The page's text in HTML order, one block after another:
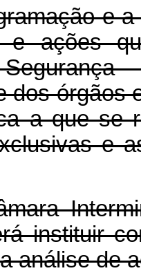
e a
e ações
dos órgãos
a que se
e
instituir
análise de